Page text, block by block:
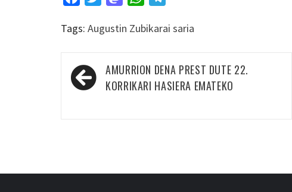
Tags: Augustin Zubikarai saria
Bidalketetan
zehar
AMURRION DENA PREST DUTE 22.
KORRIKARI HASIERA EMATEKO